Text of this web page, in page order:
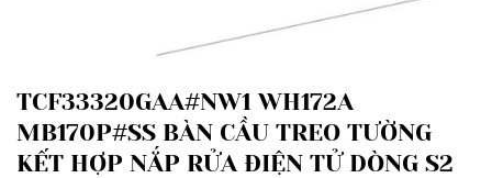
TCF33320GAA#NW1 WH172A
MB170P#SS BÀN CẦU TREO TƯỜNG
KẾT HỢP NẮP RỬA ĐIỆN TỬ DÒNG S2